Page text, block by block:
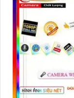
muốn tìm
trên các
hàng điện tử.
Hy vọng rằng
lựa được
lượng. Nếu bạn
thêm, đừng
biết.